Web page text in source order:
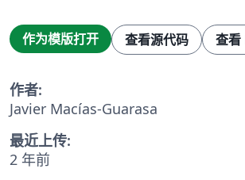
作为模版打开 查看源代码 查看
作者:
Javier Macías-Guarasa
最近上传:
2 年前